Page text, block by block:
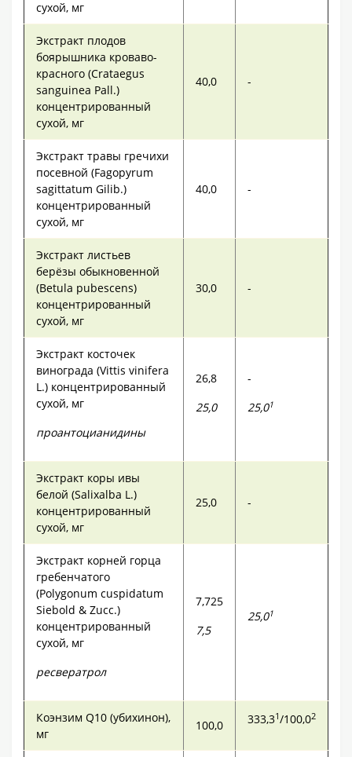
сухой, мг
Экстракт плодов
боярышника кроваво-
красного (Crataegus
sanguinea Pall.)
концентрированный
сухой, мг
40,0 -
Экстракт травы гречихи
посевной (Fagopyrum
sagittatum Gilib.)
концентрированный
сухой, мг
40,0 -
Экстракт листьев
берёзы обыкновенной
(Betula pubescens)
концентрированный
сухой, мг
30,0 -
Экстракт косточек
винограда (Vittis vinifera
L.) концентрированный
сухой, мг
проантоцианидины
26,8
25,0
-
25,01
Экстракт коры ивы
белой (Salixalba L.)
концентрированный
сухой, мг
25,0 -
Экстракт корней горца
гребенчатого
(Polygonum cuspidatum
Siebold & Zucc.)
концентрированный
сухой, мг
ресвератрол
7,725
7,5
25,01
Коэнзим Q10 (убихинон),
мг
100,0 333,31/100,02